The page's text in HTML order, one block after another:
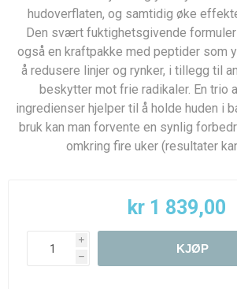
hudoverflaten, og samtidig øke
Den svært fuktighetsgivende
også en kraftpakke med peptider som
å redusere linjer og rynker, i tillegg til
beskytter mot frie radikaler. En trio
ingredienser hjelper til å holde huden i
bruk kan man forvente en synlig
omkring fire uker (resultater
kr 1 839,00
i
h
KJØP